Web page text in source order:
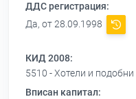
ДДС регистрация:
Да, от 28.09.1998
КИД 2008:
5510 - Хотели и
Вписан капитал: